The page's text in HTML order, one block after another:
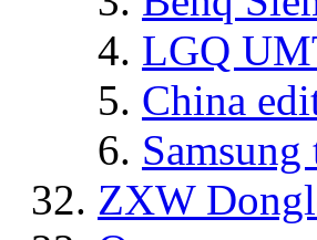
LGQ
China
Samsung
ZXW